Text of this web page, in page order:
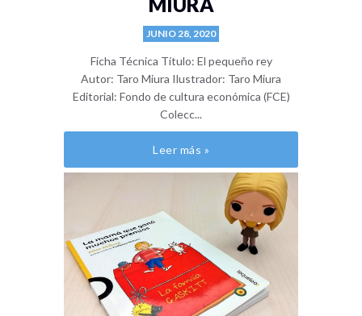
JUNIO 28, 2020
Ficha Técnica Título: El pequeño rey
Autor: Taro Miura Ilustrador: Taro Miura
Editorial: Fondo de cultura económica (FCE)
Colecc...
Leer más »